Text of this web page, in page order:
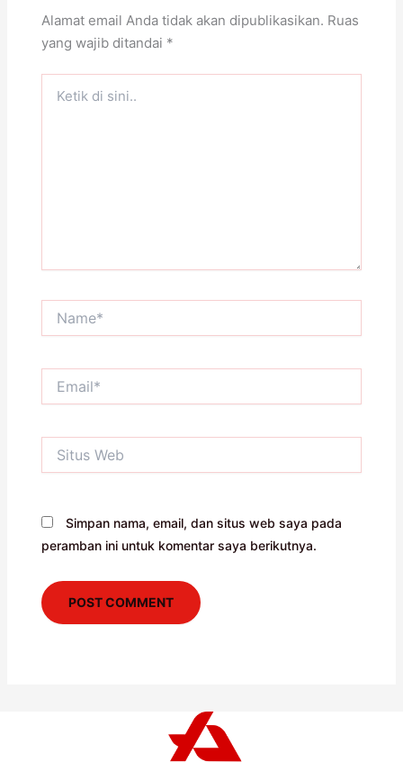
Alamat email Anda tidak akan dipublikasikan. Ruas
yang wajib ditandai *
Web
Simpan nama, email, dan situs web saya pada
peramban ini untuk komentar saya berikutnya.